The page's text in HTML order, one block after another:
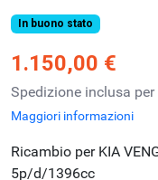
In buono stato
1.150,00 €
Spedizione inclusa per
Maggiori informazioni
Ricambio per KIA
5p/d/1396cc